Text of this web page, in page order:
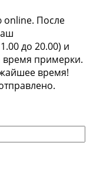
online. После
до 20.00) и
время примерки.
время!